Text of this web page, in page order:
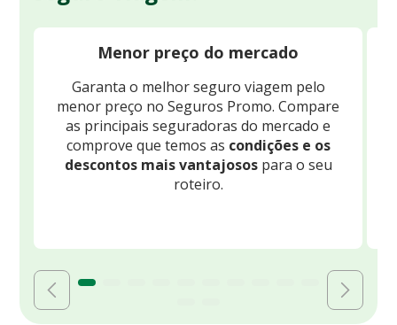
Menor preço do mercado
Garanta o melhor seguro viagem pelo
menor preço no Seguros Promo. Compare
as principais seguradoras do mercado e
comprove que temos as condições e os
descontos mais vantajosospara o seu
roteiro.